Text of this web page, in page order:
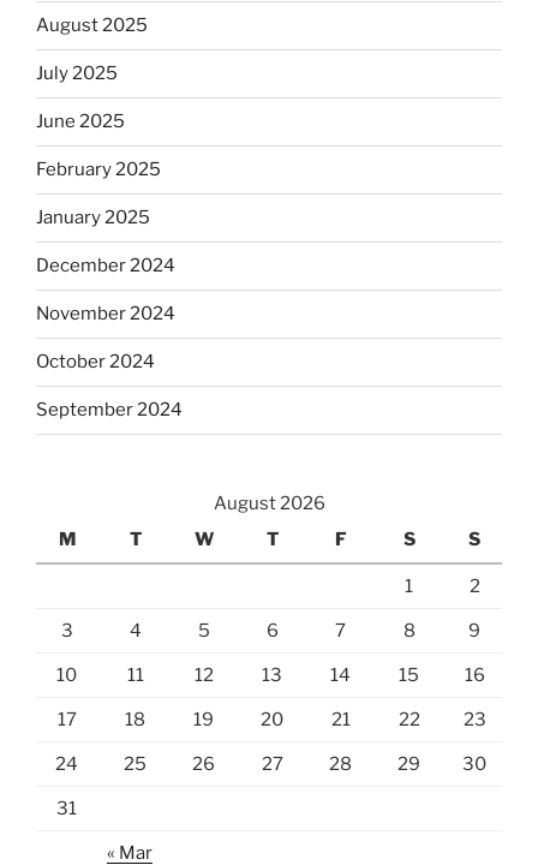
August 2025
July 2025
June 2025
February 2025
January 2025
December 2024
November 2024
October 2024
September 2024
August 2026
M
T W T F S S
1 2
3 4 5 6 7 8 9
10 11 12 13 14 15 16
17 18 19 20 21 22 23
24 25 26 27 28 29 30
31
« Mar